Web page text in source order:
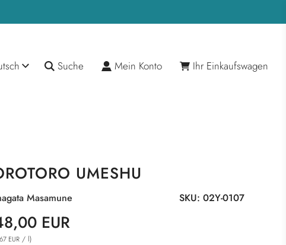
Suche Mein Konto Ihr Einkaufswagen
UMESHU
SKU: 02Y-0107
Masamune
EUR
EUR / l)